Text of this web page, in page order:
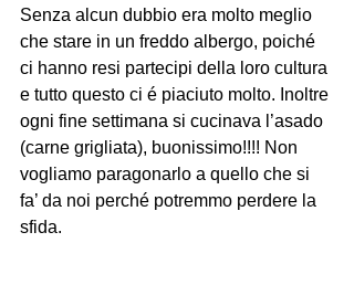
Senza alcun dubbio era molto meglio
che stare in un freddo albergo, poiché
ci hanno resi partecipi della loro cultura
e tutto questo ci é piaciuto molto. Inoltre
ogni fine settimana si cucinava l’asado
(carne grigliata), buonissimo!!!! Non
vogliamo paragonarlo a quello che si
fa’ da noi perché potremmo perdere la
sfida.